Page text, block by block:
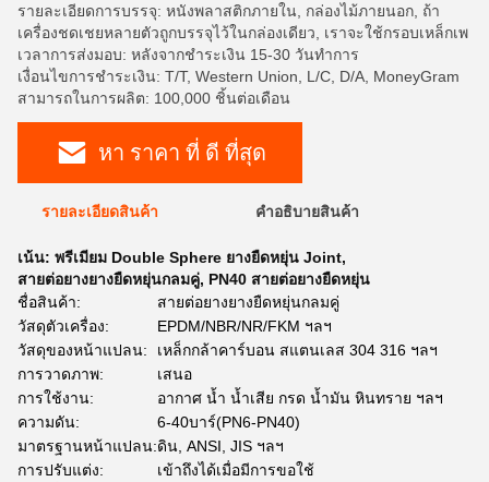
รายละเอียดการบรรจุ: หนังพลาสติกภายใน, กล่องไม้ภายนอก, ถ้า
เครื่องชดเชยหลายตัวถูกบรรจุไว้ในกล่องเดียว, เราจะใช้กรอบเหล็กเพ
เวลาการส่งมอบ: หลังจากชำระเงิน 15-30 วันทำการ
เงื่อนไขการชำระเงิน: T/T, Western Union, L/C, D/A, MoneyGram
สามารถในการผลิต: 100,000 ชิ้นต่อเดือน
หา ราคา ที่ ดี ที่สุด
รายละเอียดสินค้า คําอธิบายสินค้า
เน้น: พรีเมียม Double Sphere ยางยืดหยุ่น Joint,
สายต่อยางยางยืดหยุ่นกลมคู่, PN40 สายต่อยางยืดหยุ่น
ชื่อสินค้า:
สายต่อยางยางยืดหยุ่นกลมคู่
วัสดุตัวเครื่อง:
EPDM/NBR/NR/FKM ฯลฯ
วัสดุของหน้าแปลน:
เหล็กกล้าคาร์บอน สแตนเลส 304 316 ฯลฯ
การวาดภาพ:
เสนอ
การใช้งาน:
อากาศ น้ำ น้ำเสีย กรด น้ำมัน หินทราย ฯลฯ
ความดัน:
6-40บาร์(PN6-PN40)
มาตรฐานหน้าแปลน:ดิน, ANSI, JIS ฯลฯ
การปรับแต่ง:
เข้าถึงได้เมื่อมีการขอใช้